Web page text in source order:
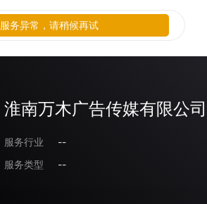
淮南万木广告传媒有限公司
服务行业
--
服务类型
--
服务异常，请稍候再试